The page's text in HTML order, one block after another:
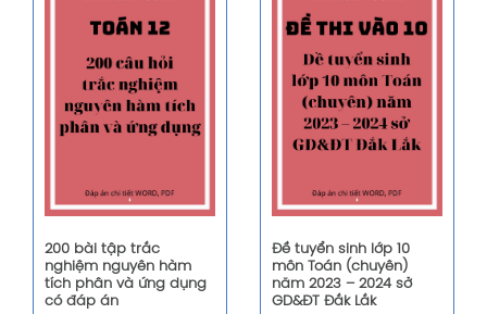
200 bài tập trắc
nghiệm nguyên hàm
tích phân và ứng dụng
có đáp án
Đề tuyển sinh lớp 10
môn Toán (chuyên)
năm 2023 – 2024 sở
GD&ĐT Đắk Lắk